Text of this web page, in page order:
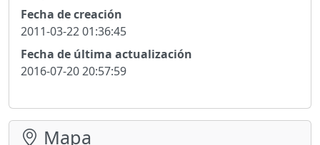
Fecha de creación
2011-03-22 01:36:45
Fecha de última actualización
2016-07-20 20:57:59
Mapa